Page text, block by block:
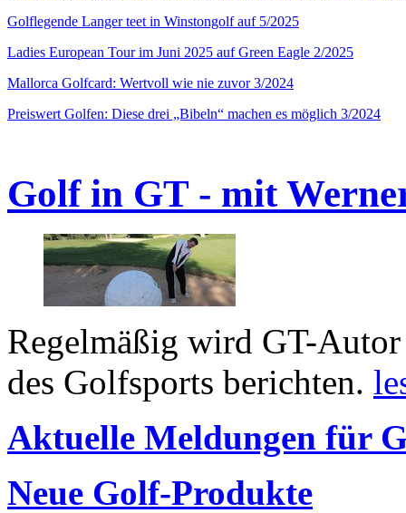
Golflegende Langer teet in Winstongolf auf 5/2025
Ladies European Tour im Juni 2025 auf Green Eagle 2/2025
Mallorca Golfcard: Wertvoll wie nie zuvor 3/2024
Preiswert Golfen: Diese drei „Bibeln“ machen es möglich 3/2024
Golf in GT - mit
Regelmäßig wird GT-
des Golfsports berichten.
Aktuelle Meldungen für
Neue Golf-Produkte